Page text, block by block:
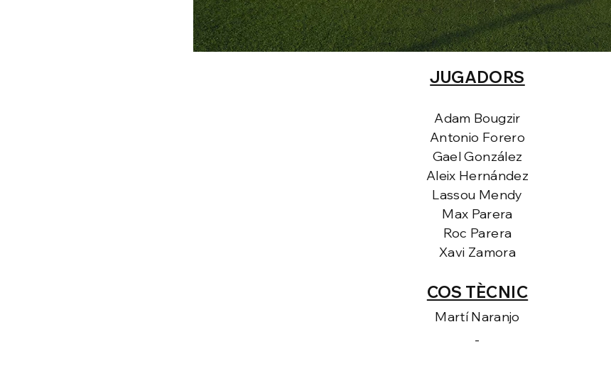
JUGADORS
Adam Bougzir
Antonio Forero
Gael González
Aleix Hernández
Lassou Mendy
Max Parera
Roc Parera
Xavi Zamora
COS TÈCNIC
Martí Naranjo
-